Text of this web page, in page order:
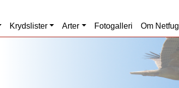
Krydslister Arter Fotogalleri Om Netfugl